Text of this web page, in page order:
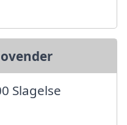
Slagelse